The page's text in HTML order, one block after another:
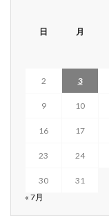
日 月
2 3
9 10
16 17
23 24
30
31
« 7月